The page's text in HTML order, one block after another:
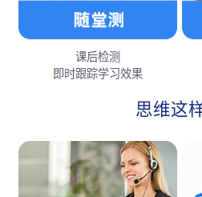
课后检测
即时跟踪学习效果
思维这